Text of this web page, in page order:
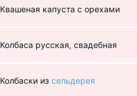
Квашеная капуста с орехами
Колбаса русская, свадебная
Колбаски из сельдерея